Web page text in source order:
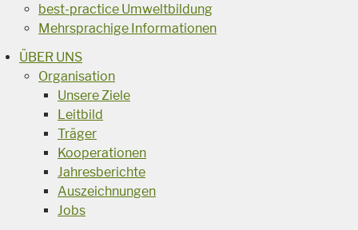
best-practice Umweltbildung
Mehrsprachige Informationen
ÜBER UNS
Organisation
Unsere Ziele
Leitbild
Träger
Kooperationen
Jahresberichte
Auszeichnungen
Jobs